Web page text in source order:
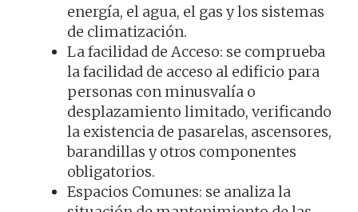
energía, el agua, el gas y los sistemas
de climatización.
La facilidad de Acceso: se comprueba
la facilidad de acceso al edificio para
personas con minusvalía o
desplazamiento limitado, verificando
la existencia de pasarelas, ascensores,
barandillas y otros componentes
obligatorios.
Espacios Comunes: se analiza la